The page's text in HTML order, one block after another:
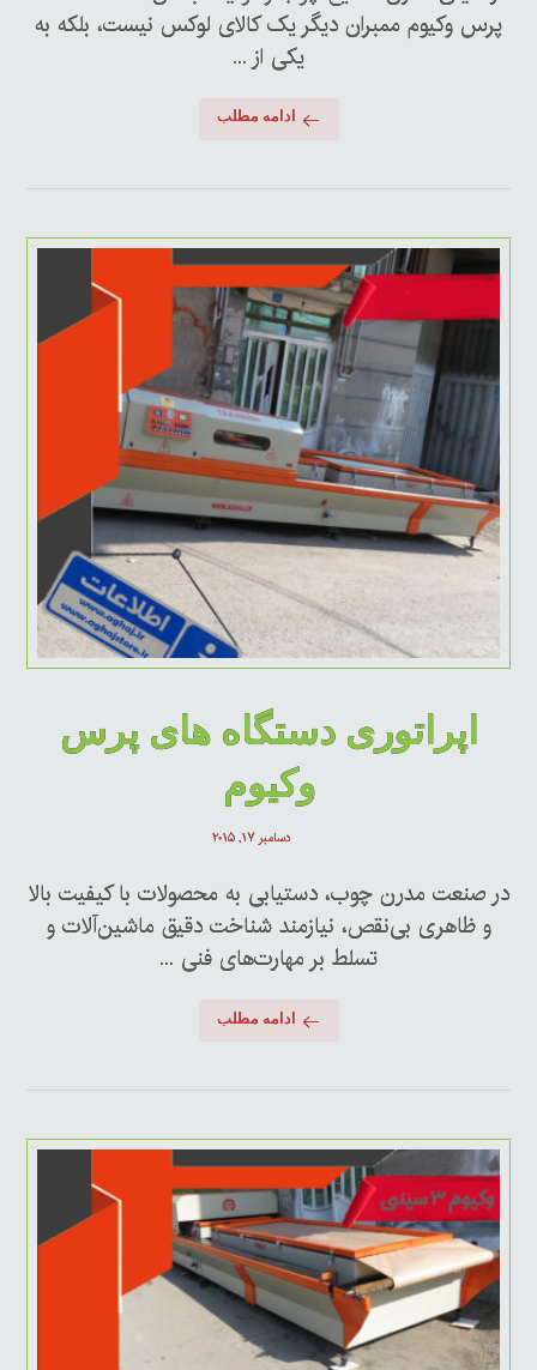
پرس وکیوم ممبران دیگر یک کالای لوکس نیست، بلکه به
یکی از ...
ادامه مطلب
اپراتوری دستگاه های پرس
وکیوم
دسامبر ۱۷, ۲۰۱۵
در صنعت مدرن چوب، دستیابی به محصولات با کیفیت بالا
و ظاهری بی‌نقص، نیازمند شناخت دقیق ماشین‌آلات و
تسلط بر مهارت‌های فنی ...
ادامه مطلب